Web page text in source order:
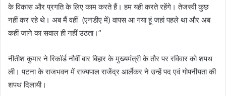
के विकास और प्रगति के लिए काम करते हैं। हम यही करते रहेंगे। तेजस्वी कुछ
नहीं कर रहे थे। अब मैं वहीं (एनडीए में) वापस आ गया हूं जहां पहले था और अब
कहीं जाने का सवाल ही नहीं उठता।”
नीतीश कुमार ने रिकॉर्ड नौवीं बार बिहार के मुख्यमंत्री के तौर पर रविवार को शपथ
ली। पटना के राजभवन में राज्यपाल राजेंद्र आर्लेकर ने उन्हें पद एवं गोपनीयता की
शपथ दिलायी।